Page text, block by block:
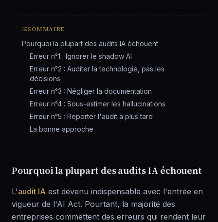
SOMMAIRE
Pourquoi la plupart des audits IA échouent
Erreur n°1 : Ignorer le shadow AI
Erreur n°2 : Auditer la technologie, pas les
décisions
Erreur n°3 : Négliger la documentation
Erreur n°4 : Sous-estimer les hallucinations
Erreur n°5 : Reporter l'audit à plus tard
La bonne approche
Pourquoi la plupart des audits IA échouent
L'audit IA est devenu indispensable avec l'entrée en
vigueur de l'AI Act. Pourtant, la majorité des
entreprises commettent des erreurs qui rendent leur